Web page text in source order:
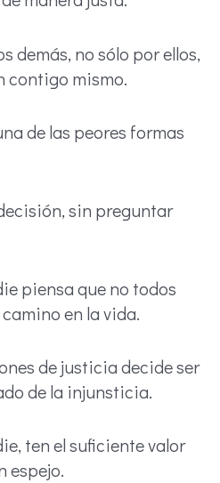
demás, no sólo por ellos,
contigo mismo.
de las peores formas
sin preguntar
piensa que no todos
en la vida.
de justicia decide ser
de la injunsticia.
ten el suficiente valor
espejo.